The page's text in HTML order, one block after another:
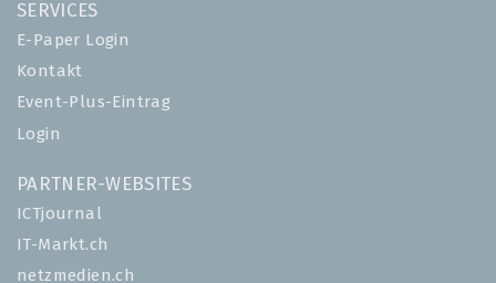
SERVICES
E-Paper Login
Kontakt
Event-Plus-Eintrag
Login
PARTNER-WEBSITES
ICTjournal
IT-Markt.ch
netzmedien.ch